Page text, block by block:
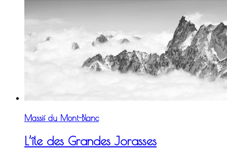
Massif du Mont-Blanc
L’île des Grandes Jorasses